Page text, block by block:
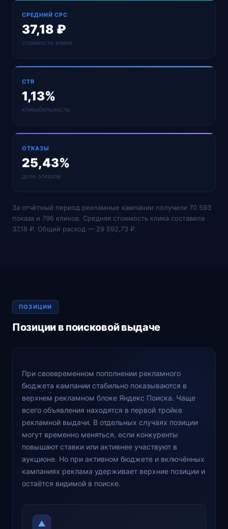
СРЕДНИЙ CPC
37,18 ₽
стоимость клика
CTR
1,13%
кликабельность
ОТКАЗЫ
25,43%
доля отказов
За отчётный период рекламные кампании получили 70 593
показа и 796 кликов. Средняя стоимость клика составила
37,18 ₽. Общий расход — 29 592,73 ₽.
ПОЗИЦИИ
Позиции в поисковой выдаче
При своевременном пополнении рекламного
бюджета кампании стабильно показываются в
верхнем рекламном блоке Яндекс Поиска. Чаще
всего объявления находятся в первой тройке
рекламной выдачи. В отдельных случаях позиции
могут временно меняться, если конкуренты
повышают ставки или активнее участвуют в
аукционе. Но при активном бюджете и включённых
кампаниях реклама удерживает верхние позиции и
остаётся видимой в поиске.
▲